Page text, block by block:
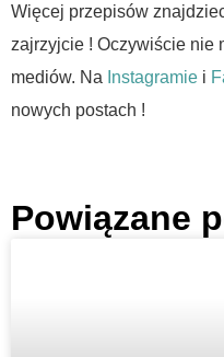
Więcej przepisów
zajrzyjcie ! Oczywiście nie
mediów. Na Instagramie i
nowych postach !
Powiązane